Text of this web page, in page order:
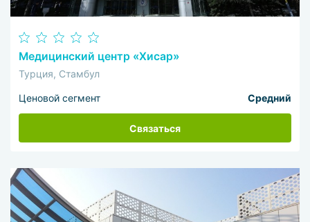
Медицинский центр «Хисар»
Турция, Стамбул
Ценовой сегмент Средний
Связаться